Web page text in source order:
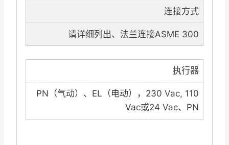
连接方式
请详细列出、法兰连接ASME 300
执行器
PN（气动）、EL（电动），230 Vac, 110
Vac或24 Vac、PN